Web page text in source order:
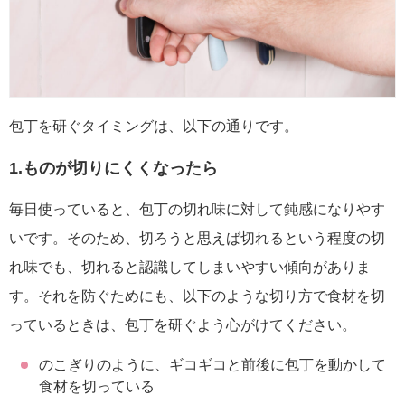
包丁を研ぐタイミングは、以下の通りです。
1.ものが切りにくくなったら
毎日使っていると、包丁の切れ味に対して鈍感になりやす
いです。そのため、切ろうと思えば切れるという程度の切
れ味でも、切れると認識してしまいやすい傾向がありま
す。それを防ぐためにも、以下のような切り方で食材を切
っているときは、包丁を研ぐよう心がけてください。
のこぎりのように、ギコギコと前後に包丁を動かして
食材を切っている